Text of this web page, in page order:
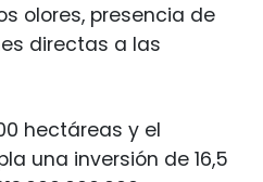
olores, presencia de
directas a las
hectáreas y el
una inversión de 16,5